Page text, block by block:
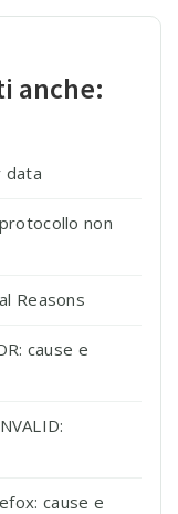
anche:
data
non
Reasons
cause e
cause e